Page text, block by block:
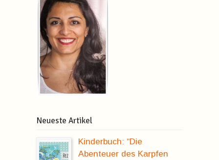
Neueste Artikel
Kinderbuch: “Die
Abenteuer des Karpfen